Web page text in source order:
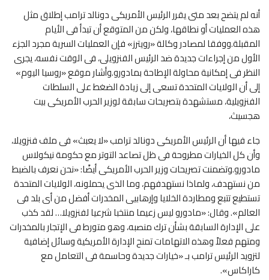
أنه لم يتضح بعد متى يقرر الرئيس الأمريكى دونالد ترامب إطلاق مثل
هذه العمليات أو نطاقها، ولكن من المتوقع أن تبدأ فى الأيام
المقبلة.ووفقا لمصادر وكالة «رويترز» فإن العمليات السرية مجرد الجزء
الأول من إجراءات جديدة ضد الرئيس الفنزويلى، فى الوقت نفسه، يجرى
النظر فى إمكانية محاولة الإطاحة بمادورو.وأشار موقع «روسيا اليوم»
إلى أن الولايات المتحدة تسعى إلى زيادة الضغط على السلطات
الفنزويلية، مستشهدة بتصريحات سابقة لوزير الحرب الأمريكى بيت
هجسيث،
جاء فيها أن الرئيس الأمريكى دونالد ترامب «لا يعبث» فى ملف فنزويلا،
وأن كل الخيارات مطروحة فى ظل تصاعد التوتر مع حكومة نيكولاس
مادورو.وتضمنت تصريحات وزير الحرب الأمريكى أيضًا: «نحن نعرف بالضبط
من نستهدف، ولماذا نستهدفهم، وما الذى يحملونه، الولايات المتحدة
تستطيع تتبع ومطاردة الخلايا وإرهابيى المخدرات أفضل من أى بلد فى
العالم». وقال: «مادورو ليس زعيما منتخبا شرعيا لفنزويلا… لقد كذب
على الإدارة السابقة بشأن ترك منصبه، وهو متورط فى الإتجار بالمخدرات
ومتهم فعلاً وهذه الاتهامات تمنح الإدارة الأمريكية وسائل إضافية
لتزويد الرئيس ترامب بـ «خيارات جديدة وحاسمة فى التعامل مع
كاراكاس».